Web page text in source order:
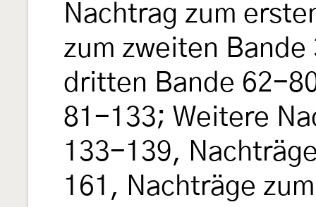
Nachtrag zum
zum zweiten
dritten Bande 62-
81-133; Weitere
133-139,
161, Nachträge